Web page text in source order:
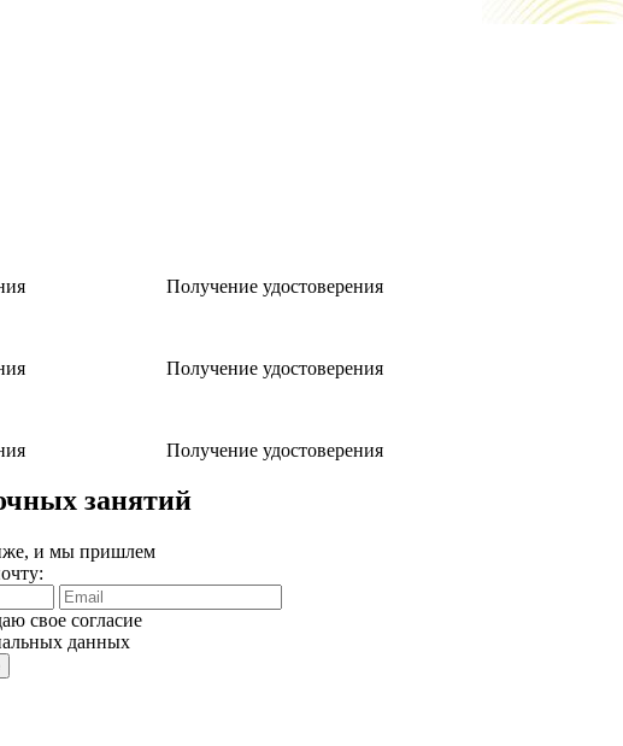
Получение удостоверения
Получение удостоверения
Получение удостоверения
занятий
и мы пришлем
свое согласие
данных